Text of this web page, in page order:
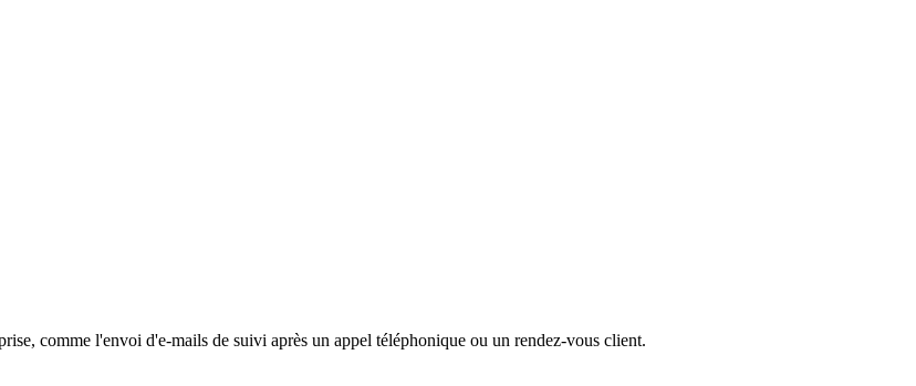
comme l'envoi d'e-mails de suivi après un appel téléphonique ou un rendez-vous client.